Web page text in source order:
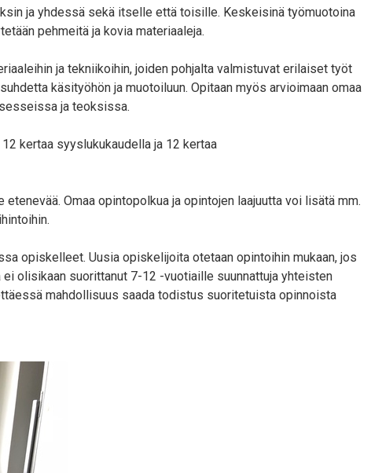
ja yhdessä sekä itselle että toisille. Keskeisinä työmuotoina
pehmeitä ja kovia materiaaleja.
ja tekniikoihin, joiden pohjalta valmistuvat erilaiset työt
käsityöhön ja muotoiluun. Opitaan myös arvioimaan omaa
ja teoksissa.
kertaa syyslukukaudella ja 12 kertaa
Omaa opintopolkua ja opintojen laajuutta voi lisätä mm.
opiskelleet. Uusia opiskelijoita otetaan opintoihin mukaan, jos
olisikaan suorittanut 7-12 -vuotiaille suunnattuja yhteisten
mahdollisuus saada todistus suoritetuista opinnoista